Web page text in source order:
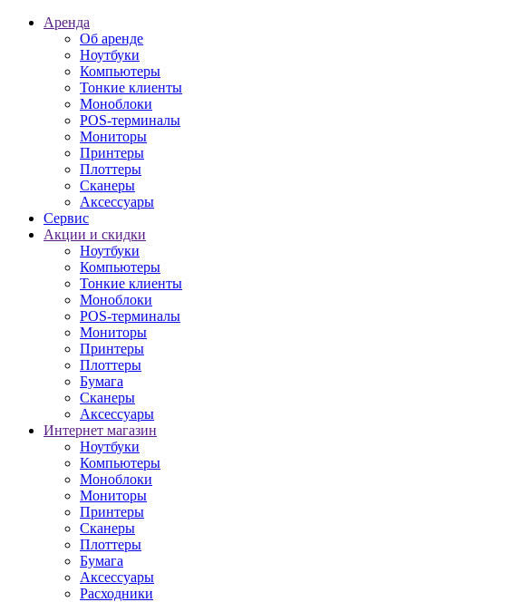
Аренда
Об аренде
Ноутбуки
Компьютеры
Тонкие клиенты
Моноблоки
POS-терминалы
Мониторы
Принтеры
Плоттеры
Сканеры
Аксессуары
Сервис
Акции и скидки
Ноутбуки
Компьютеры
Тонкие клиенты
Моноблоки
POS-терминалы
Мониторы
Принтеры
Плоттеры
Бумага
Сканеры
Аксессуары
Интернет магазин
Ноутбуки
Компьютеры
Моноблоки
Мониторы
Принтеры
Сканеры
Плоттеры
Бумага
Аксессуары
Расходники